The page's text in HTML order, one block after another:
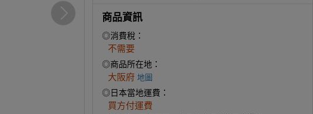
商品資訊
◎消費稅：
不需要
◎商品所在地：
大阪府 地圖
◎日本當地運費：
買方付運費